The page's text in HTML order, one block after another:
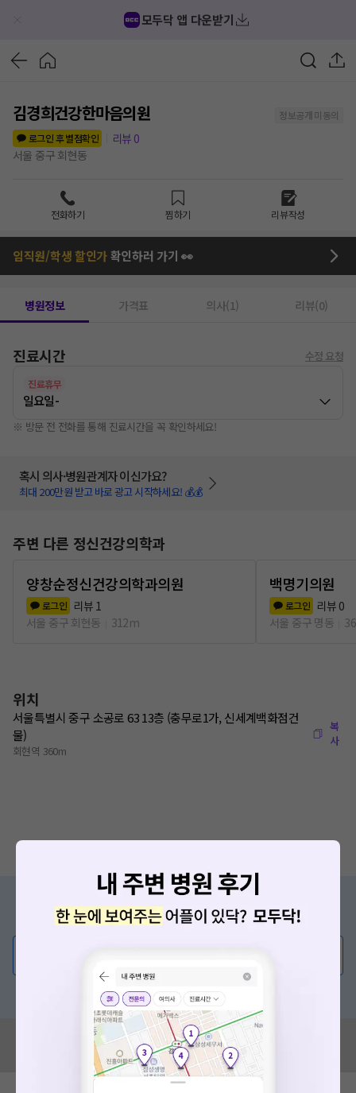
모두닥 앱 다운받기
김경희건강한마음의원
정보공개 미동의
로그인 후 별점확인
리뷰 0
서울 중구 회현동
전화하기 찜하기 리뷰작성
임직원/학생 할인가확인하러 가기 👀
병원정보 가격표 의사(1) 리뷰(0)
진료시간 수정 요청
진료휴무
일요일-
※ 방문 전 전화를 통해 진료시간을 꼭 확인하세요!
혹시 의사·병원관계자 이신가요?
최대 200만원 받고 바로 광고 시작하세요! 💰💰
주변 다른 정신건강의학과
양창순정신건강의학과의원
로그인 리뷰 1
서울 중구 회현동
312m
백명기의원
로그인 리뷰 0
서울 중구 명동
위치
서울특별시 중구 소공로 63 13층 (충무로1가, 신세계백화점건
물)
회현역 360m
복
사
증상/치료, 궁금한 점이 있나요?
의사가 직접 답해드려요!
💬 무엇이든 물어보세요
혹은, 의료상담 서비스에 다양한 게시글 보러가기
혹시 잘못된 병원정보가 있나요?
모두닥 팀에 알려주세요!